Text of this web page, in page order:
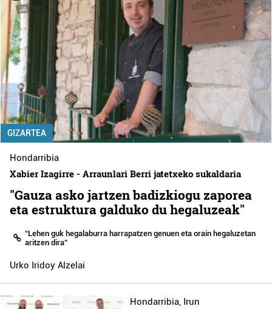
GIZARTEA
Hondarribia
Xabier Izagirre - Arraunlari Berri jatetxeko sukaldaria
"Gauza asko jartzen badizkiogu zaporea
eta estruktura galduko du hegaluzeak"
“Lehen guk hegalaburra harrapatzen genuen eta orain hegaluzetan
aritzen dira”
Urko Iridoy Alzelai
Hondarribia, Irun